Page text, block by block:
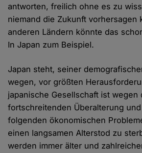
antworten, freilich ohne es zu
niemand die Zukunft vorhersagen
anderen Ländern könnte das
In Japan zum Beispiel.
Japan steht, seiner
wegen, vor größten
japanische Gesellschaft ist wegen
fortschreitenden Überalterung
folgenden ökonomischen
einen langsamen Alterstod zu
werden immer älter und